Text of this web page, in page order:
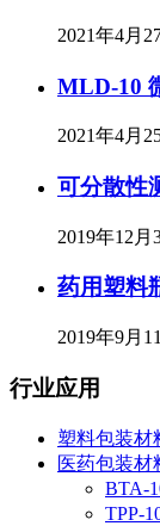
2021年4月
MLD-10
2021年4月
可分散性
2019年12月
药用塑料
2019年9月
行业应用
塑料包装材
医药包装材
BTA-
TPP-